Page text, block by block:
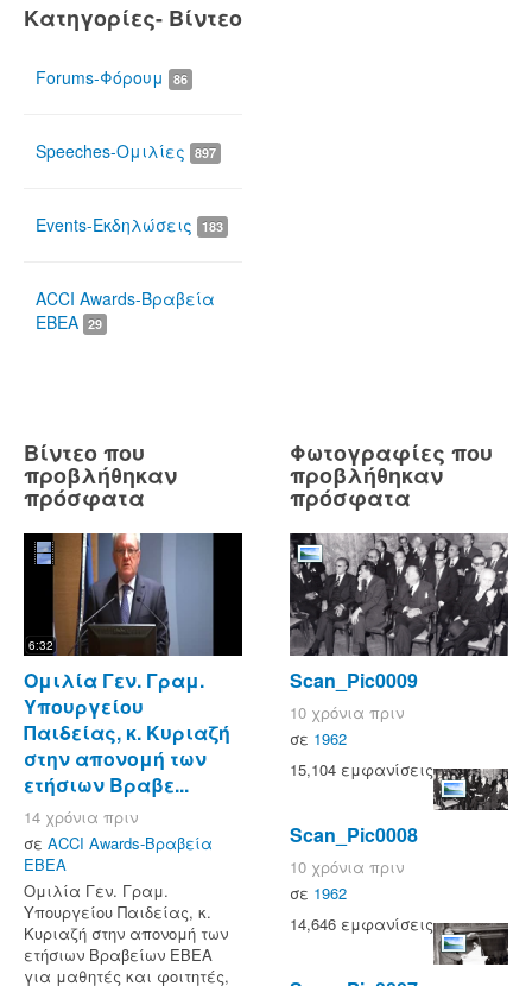
Κατηγορίες- Βίντεο
Forums-Φόρουμ 86
Speeches-Ομιλίες 897
Events-Εκδηλώσεις 183
ACCI Awards-Βραβεία
ΕΒΕΑ 29
Βίντεο που
προβλήθηκαν
πρόσφατα
6:32
Ομιλία Γεν. Γραμ.
Υπουργείου
Παιδείας, κ. Κυριαζή
στην απονομή των
ετήσιων Βραβε...
14 χρόνια πριν
σε ACCI Awards-Βραβεία
ΕΒΕΑ
Ομιλία Γεν. Γραμ.
Υπουργείου Παιδείας, κ.
Κυριαζή στην απονομή των
ετήσιων Βραβείων ΕΒΕΑ
για μαθητές και φοιτητές,
Φωτογραφίες που
προβλήθηκαν
πρόσφατα
Scan_Pic0009
10 χρόνια πριν
σε 1962
15,104 εμφανίσεις
Scan_Pic0008
10 χρόνια πριν
σε 1962
14,646 εμφανίσεις